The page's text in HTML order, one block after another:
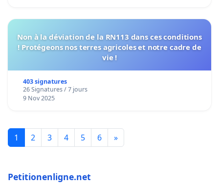
Non à la déviation de la RN113 dans ces conditions
! Protégeons nos terres agricoles et notre cadre de
vie !
403 signatures
26 Signatures / 7 jours
9 Nov 2025
1 2 3 4 5 6 »
Petitionenligne.net